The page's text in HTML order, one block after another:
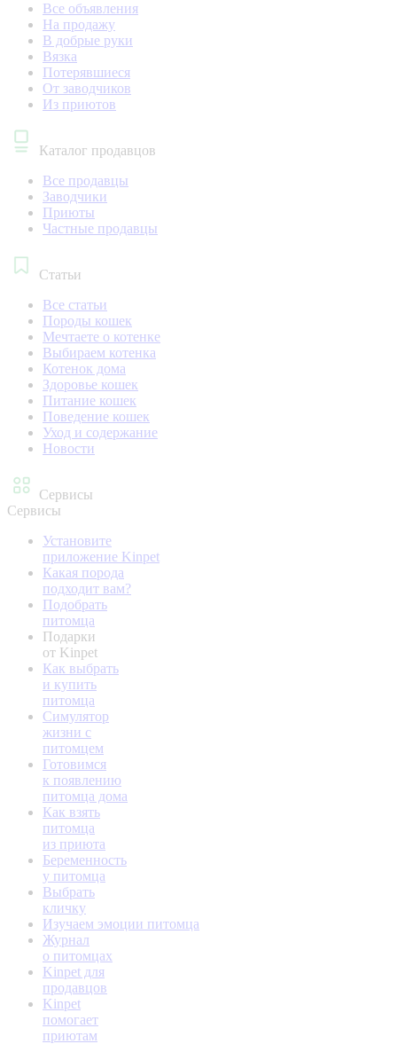
Все объявления
На продажу
В добрые руки
Вязка
Потерявшиеся
От заводчиков
Из приютов
Каталог продавцов
Все продавцы
Заводчики
Приюты
Частные продавцы
Статьи
Все статьи
Породы кошек
Мечтаете о котенке
Выбираем котенка
Котенок дома
Здоровье кошек
Питание кошек
Поведение кошек
Уход и содержание
Новости
Сервисы
Сервисы
Установите
приложение Kinpet
Какая порода
подходит вам?
Подобрать
питомца
Подарки
от Kinpet
Как выбрать
и купить
питомца
Симулятор
жизни с
питомцем
Готовимся
к появлению
питомца дома
Как взять
питомца
из приюта
Беременность
у питомца
Выбрать
кличку
Изучаем эмоции питомца
Журнал
о питомцах
Kinpet для
продавцов
Kinpet
помогает
приютам